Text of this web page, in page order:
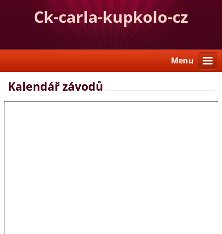
Ck-carla-kupkolo-cz
Menu
Kalendář závodů